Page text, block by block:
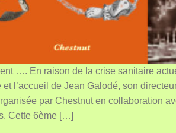
…. En raison de la crise sanitaire
l’accueil de Jean Galodé, son
par Chestnut en collaboration
Cette 6ème […]